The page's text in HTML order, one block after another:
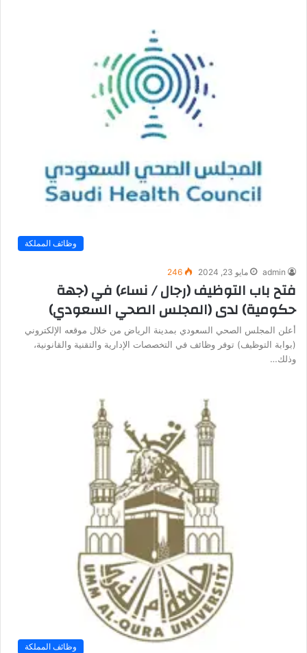
وظائف المملكة
admin مايو 23, 2024 246
فتح باب التوظيف (رجال / نساء) في (جهة
حكومية) لدى (المجلس الصحي السعودي)
أعلن المجلس الصحي السعودي بمدينة الرياض من خلال موقعه الإلكتروني
(بوابة التوظيف) توفر وظائف في التخصصات الإدارية والتقنية والقانونية،
وذلك…
وظائف المملكة